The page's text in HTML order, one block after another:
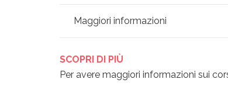
Maggiori informazioni
SCOPRI DI PIÙ
Per avere maggiori informazioni sui